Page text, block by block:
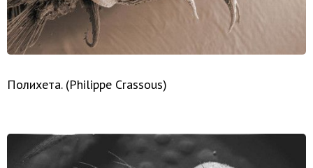
Полихета. (Philippe Crassous)